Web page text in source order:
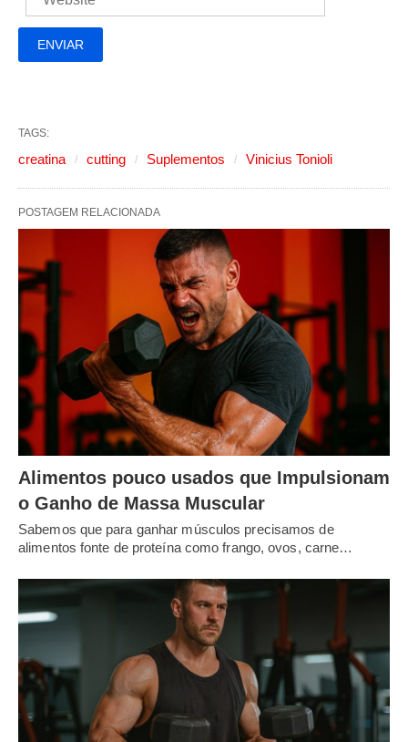
TAGS:
creatina cutting Suplementos Vinicius Tonioli
POSTAGEM RELACIONADA
Alimentos pouco usados que Impulsionam
o Ganho de Massa Muscular
Sabemos que para ganhar músculos precisamos de
alimentos fonte de proteína como frango, ovos, carne…